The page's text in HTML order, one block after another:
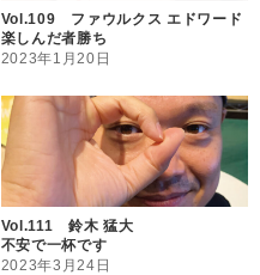
Vol.109 ファウルクス エドワード
楽しんだ者勝ち
2023年1月20日
Vol.111 鈴木 猛大
不安で一杯です
2023年3月24日